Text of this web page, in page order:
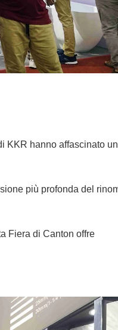
KKR hanno affascinato
più profonda del
Fiera di Canton offre